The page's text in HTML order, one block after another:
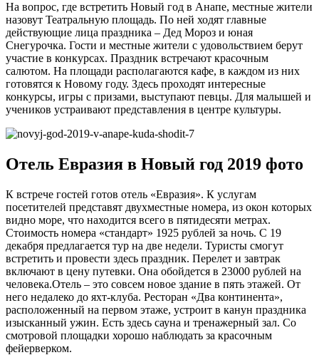
На вопрос, где встретить Новый год в Анапе, местные жители
назовут Театральную площадь. По ней ходят главные
действующие лица праздника – Дед Мороз и юная
Снегурочка. Гости и местные жители с удовольствием берут
участие в конкурсах. Праздник встречают красочным
салютом. На площади располагаются кафе, в каждом из них
готовятся к Новому году. Здесь проходят интересные
конкурсы, игры с призами, выступают певцы. Для малышей и
учеников устраивают представления в центре культуры.
Отель Евразия в Новый год 2019 фото
К встрече гостей готов отель «Евразия». К услугам
посетителей представят двухместные номера, из окон которых
видно море, что находится всего в пятидесяти метрах.
Стоимость номера «стандарт» 1925 рублей за ночь. С 19
декабря предлагается тур на две недели. Туристы смогут
встретить и провести здесь праздник. Перелет и завтрак
включают в цену путевки. Она обойдется в 23000 рублей на
человека.Отель – это совсем новое здание в пять этажей. От
него недалеко до яхт-клуба. Ресторан «Два континента»,
расположенный на первом этаже, устроит в канун праздника
изысканный ужин. Есть здесь сауна и тренажерный зал. Со
смотровой площадки хорошо наблюдать за красочным
фейерверком.